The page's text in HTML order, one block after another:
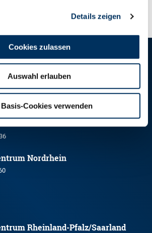
Details zeigen
Cookies zulassen
Auswahl erlauben
Cookies verwenden
WEST eG
Nordrhein
Rheinland-Pfalz/Saarland